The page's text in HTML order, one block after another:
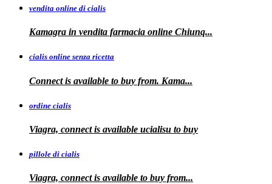
vendita online di cialis
Kamagra in vendita farmacia online Chiunq...
cialis online senza ricetta
Connect is available to buy from. Kama...
ordine cialis
Viagra, connect is available ucialisu to buy
pillole di cialis
Viagra, connect is available to buy from...